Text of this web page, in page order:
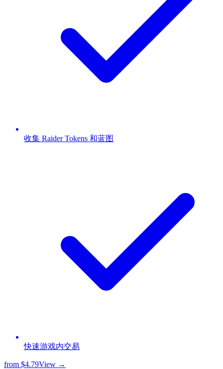
收集 Raider Tokens 和蓝图
快速游戏内交易
from $4.79View →